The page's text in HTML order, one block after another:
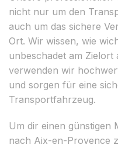
nicht nur um den
auch um das sichere
Ort. Wir wissen, wie
unbeschadet am Zielort
verwenden wir
und sorgen für eine
Transportfahrzeug.
Um dir einen günstigen
nach Aix-en-Provence